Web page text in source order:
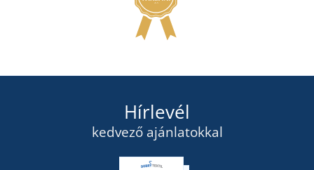
Hírlevél
kedvező ajánlatokkal